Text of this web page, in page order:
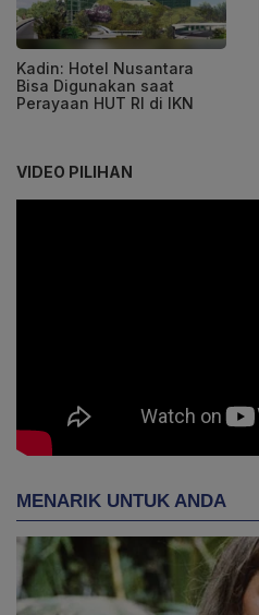
Kadin: Hotel Nusantara
Bisa Digunakan saat
Perayaan HUT RI di IKN
VIDEO PILIHAN